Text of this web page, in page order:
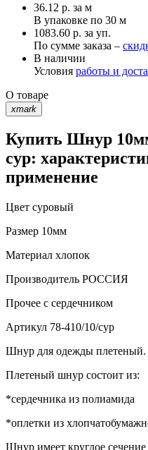
36.12 р. за м
В упаковке по 30 м
1083.60 р. за уп.
По сумме заказа –
В наличии
Условия работы и
О товаре
xmark
Купить Шнур
сур:
применение
Цвет суровый
Размер 10мм
Материал хлопок
Производитель РОССИЯ
Прочее с сердечником
Артикул 78-410/10/сур
Шнур для одежды плетеный.
Плетеный шнур состоит из:
*сердечника из полиамида
*оплетки из
Шнур имеет круглое